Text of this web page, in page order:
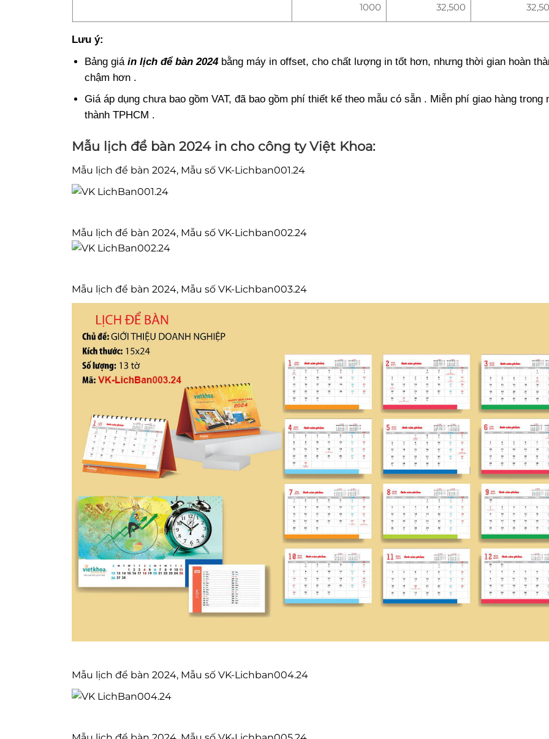
1000 32,500
Lưu ý:
Bảng giá in lịch để bàn 2024bằng máy in offset, cho chất lượng in tốt hơn, nhưng thời gian hoàn
chậm hơn .
Giá áp dụng chưa bao gồm VAT, đã bao gồm phí thiết kế theo mẫu có sẵn . Miễn phí giao hàng trong
thành TPHCM .
Mẫu lịch để bàn 2024 in cho công ty Việt Khoa:
Mẫu lịch để bàn 2024, Mẫu số VK-Lichban001.24
Mẫu lịch để bàn 2024, Mẫu số VK-Lichban002.24
Mẫu lịch để bàn 2024, Mẫu số VK-Lichban003.24
Mẫu lịch để bàn 2024, Mẫu số VK-Lichban004.24